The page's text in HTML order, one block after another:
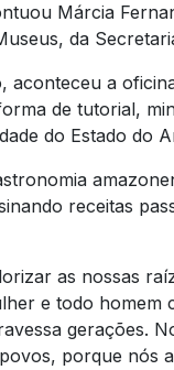
Márcia
da
aconteceu a
de tutorial,
do Estado do
receitas
as nossas
e todo homem
gerações.
porque nós